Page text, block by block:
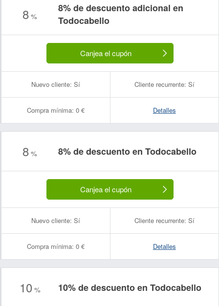
8%
8% de descuento adicional en
Todocabello
Canjea el cupón
Nuevo cliente: Sí Cliente recurrente: Sí
Compra mínima: 0 € Detalles
8% 8% de descuento en Todocabello
Canjea el cupón
Nuevo cliente: Sí Cliente recurrente: Sí
Compra mínima: 0 € Detalles
10 % 10% de descuento en Todocabello